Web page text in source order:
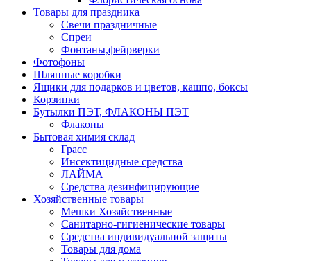
Товары для праздника
Свечи праздничные
Спреи
Фонтаны,фейрверки
Фотофоны
Шляпные коробки
Ящики для подарков и цветов, кашпо, боксы
Корзинки
Бутылки ПЭТ, ФЛАКОНЫ ПЭТ
Флаконы
Бытовая химия склад
Грасс
Инсектицидные средства
ЛАЙМА
Средства дезинфицирующие
Хозяйственные товары
Мешки Хозяйственные
Санитарно-гигиенические товары
Средства индивидуальной защиты
Товары для дома